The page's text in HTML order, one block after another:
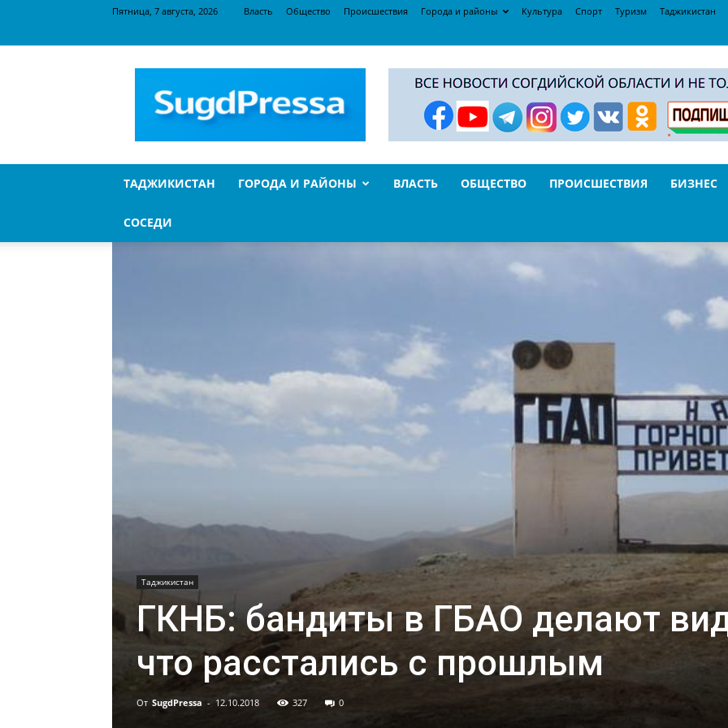
Пятница, 7 августа, 2026 Власть Общество Происшествия Города и районы Культура Спорт Туризм Таджикистан
ТАДЖИКИСТАН ГОРОДА И РАЙОНЫ ВЛАСТЬ ОБЩЕСТВО ПРОИСШЕСТВИЯ БИЗНЕС
СОСЕДИ
Таджикистан
ГКНБ: бандиты в ГБАО делают
что расстались с прошлым
От SugdPressa - 12.10.2018 327 0